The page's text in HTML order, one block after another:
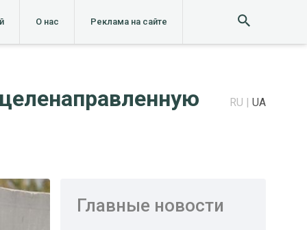
О нас Реклама на сайте
RU UA
Главные новости